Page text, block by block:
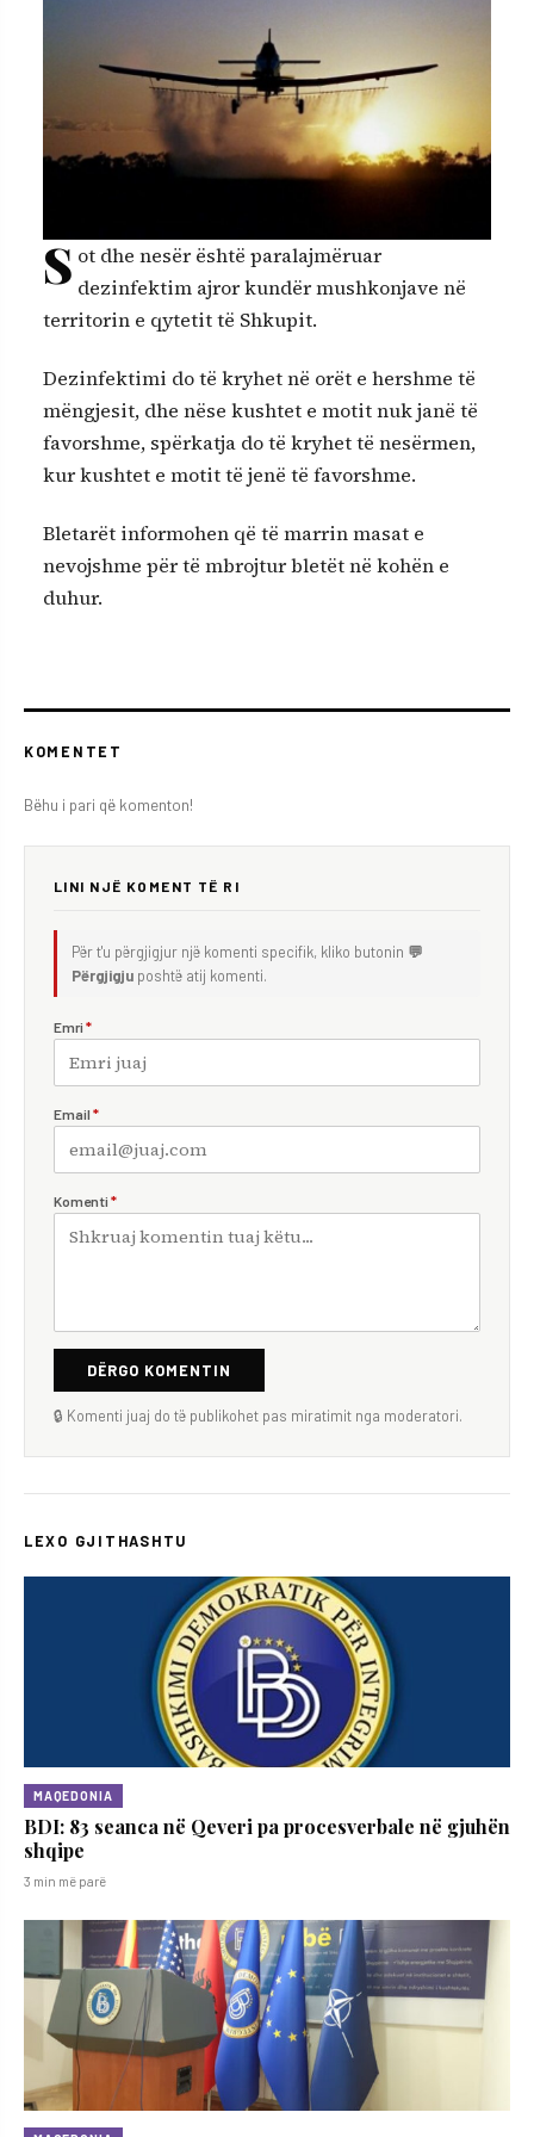
S ot dhe nesër është paralajmëruar
dezinfektim ajror kundër mushkonjave në
territorin e qytetit të Shkupit.
Dezinfektimi do të kryhet në orët e hershme të
mëngjesit, dhe nëse kushtet e motit nuk janë të
favorshme, spërkatja do të kryhet të nesërmen,
kur kushtet e motit të jenë të favorshme.
Bletarët informohen që të marrin masat e
nevojshme për të mbrojtur bletët në kohën e
duhur.
KOMENTET
Bëhu i pari që komenton!
LINI NJË KOMENT TË RI
Për t'u përgjigjur një komenti specifik, kliko butonin 💬
Përgjigju poshtë atij komenti.
Emri *
Email *
Komenti *
DËRGO KOMENTIN
🔒 Komenti juaj do të publikohet pas miratimit nga moderatori.
LEXO GJITHASHTU
MAQEDONIA
BDI: 83 seanca në Qeveri pa procesverbale në gjuhën
shqipe
3 min më parë